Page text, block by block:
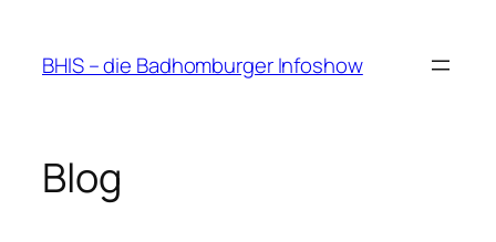
springen
BHIS – die Badhomburger Infoshow
Blog